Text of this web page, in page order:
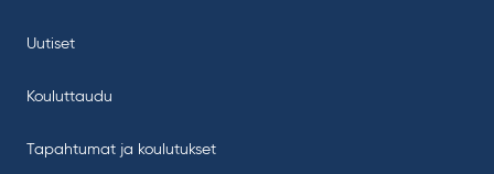
Uutiset
Kouluttaudu
Tapahtumat ja koulutukset